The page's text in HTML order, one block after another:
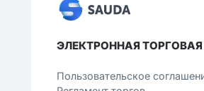
ЭЛЕКТРОННАЯ
Пользовательcкое